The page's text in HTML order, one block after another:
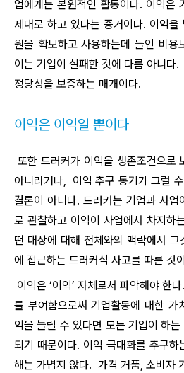
업에게는 본원적인 활동이다. 이익은
제대로 하고 있다는 증거이다. 이익
원을 확보하고 사용하는데 들인 비용
이는 기업이 실패한 것에 다름 아니다
정당성을 보증하는 매개이다.
이익은 이익일 뿐이다
또한 드러커가 이익을 생존조건으로
아니라거나, 이익 추구 동기가 그럴
결론이 아니다. 드러커는 기업과 사
로 관찰하고 이익이 사업에서 차지하
떤 대상에 대해 전체와의 맥락에서 그
에 접근하는 드러커식 사고를 따른 것
이익은 ‘이익’ 자체로서 파악해야 한
를 부여함으로써 기업활동에 대한 가
익을 늘릴 수 있다면 모든 기업이 하
되기 때문이다. 이익 극대화를 추구하
해는 가볍지 않다. 가격 거품, 소비자